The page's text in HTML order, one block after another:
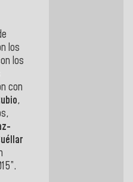
los
los
con
,